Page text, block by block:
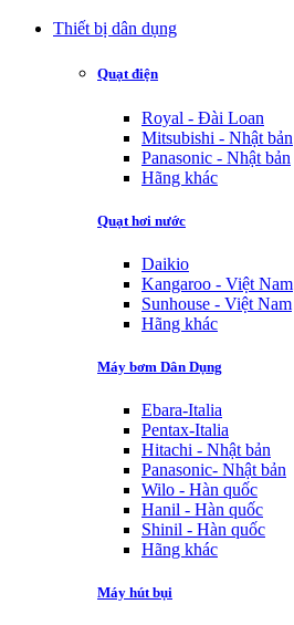
Thiết bị dân dụng
Quạt điện
Royal - Đài Loan
Mitsubishi - Nhật bản
Panasonic - Nhật bản
Hãng khác
Quạt hơi nước
Daikio
Kangaroo - Việt Nam
Sunhouse - Việt Nam
Hãng khác
Máy bơm Dân Dụng
Ebara-Italia
Pentax-Italia
Hitachi - Nhật bản
Panasonic- Nhật bản
Wilo - Hàn quốc
Hanil - Hàn quốc
Shinil - Hàn quốc
Hãng khác
Máy hút bụi